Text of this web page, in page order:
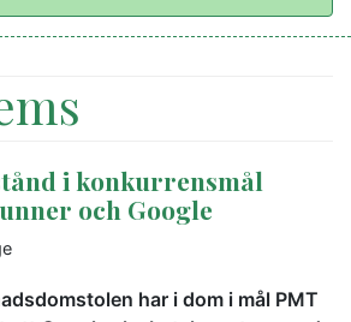
i konkurrensmål
och Google
har i dom i mål PMT